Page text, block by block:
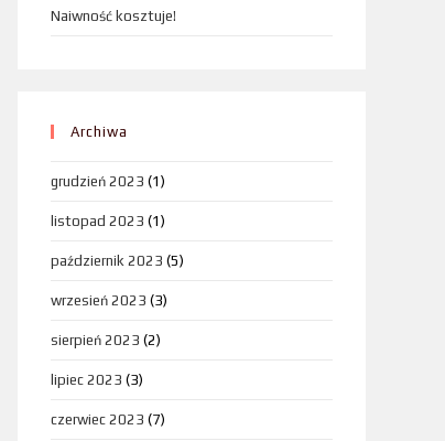
Naiwność kosztuje!
Archiwa
grudzień 2023 (1)
listopad 2023 (1)
październik 2023 (5)
wrzesień 2023 (3)
sierpień 2023 (2)
lipiec 2023 (3)
czerwiec 2023 (7)